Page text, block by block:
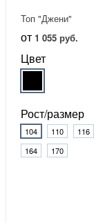
Топ "Джени"
от 1 055 руб.
Цвет
Рост/размер
104 110 116
164
170